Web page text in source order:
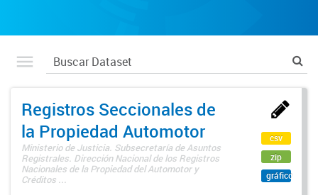
Registros Seccionales de
la Propiedad Automotor
Ministerio de Justicia. Subsecretaría de Asuntos
Registrales. Dirección Nacional de los Registros
Nacionales de la Propiedad del Automotor y
Créditos ...
csv
zip
gráfico